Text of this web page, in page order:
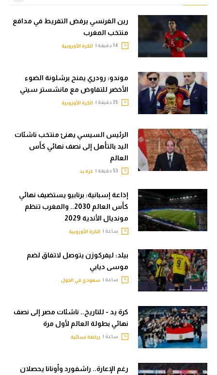
رين الفرنسي يرفض التفريط في مدافع
منتخب المغرب
الكرة الأوروبية
موندو: رودري يمنح برشلونة الضوء
الأخضر للتفاوض مع مانشستر سيتي
الكرة الأوروبية
الرئيس السيسي يهنئ منتخب ناشئات
اليد بالتأهل إلى نصف نهائي كأس
العالم
كرة يد
إذاعة إسبانية: برنابيو يستضيف نهائي
كأس العالم 2030.. والمغرب تنظم
مونديال الأندية 2029
ساعة | الكرة الأوروبية
بيلد: ليفركوزن يتوصل لاتفاق لضم
موسى ديابي
ساعة | سعودي في الجول
كرة يد - للتاريخ.. ناشئات مصر إلى نصف
نهائي بطولة العالم لأول مرة
ساعة | رياضة نسائية
رغم الإعارة.. راشفورد وأونانا يحصلان